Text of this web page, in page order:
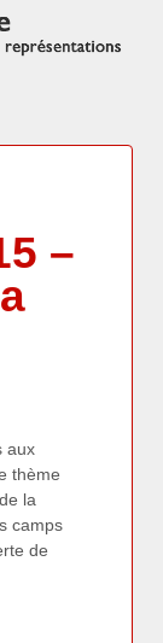
–
aux
thème
la
camps
de